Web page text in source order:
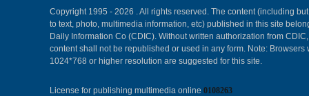
Copyright 1995 - 2026 . All rights reserved. The content (including
to text, photo, multimedia information, etc) published in this site
Daily Information Co (CDIC). Without written authorization from
content shall not be republished or used in any form. Note: Browsers
1024*768 or higher resolution are suggested for this site.
License for publishing multimedia online 0108263